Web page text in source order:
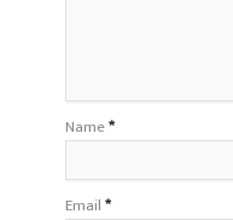
Name*
Email*